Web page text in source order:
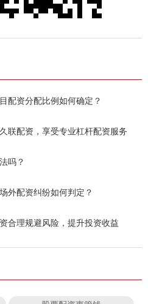
配资分配比例如何确定？
联配资，享受专业杠杆配资服务
吗？
外配资纠纷如何判定？
合理规避风险，提升投资收益